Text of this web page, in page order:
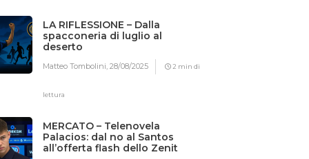
LA RIFLESSIONE – Dalla
spacconeria di luglio al
deserto
Matteo Tombolini,28/08/2025 2 min di
lettura
MERCATO – Telenovela
Palacios: dal no al Santos
all’offerta flash dello Zenit